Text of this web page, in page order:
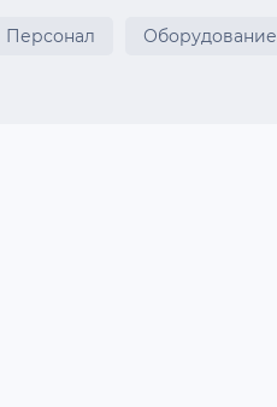
Персонал Оборудование